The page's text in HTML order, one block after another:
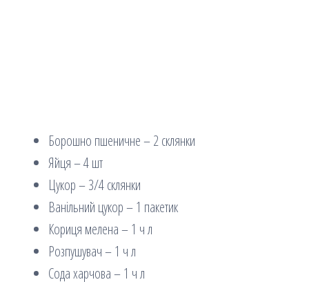
Борошно пшеничне – 2 склянки
Яйця – 4 шт
Цукор – 3/4 склянки
Ванільний цукор – 1 пакетик
Кориця мелена – 1 ч л
Розпушувач – 1 ч л
Сода харчова – 1 ч л